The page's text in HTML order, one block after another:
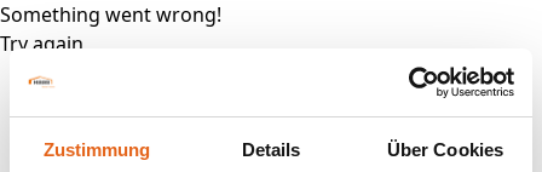
Zustimmung Details Über Cookies
Something went wrong!
Try again